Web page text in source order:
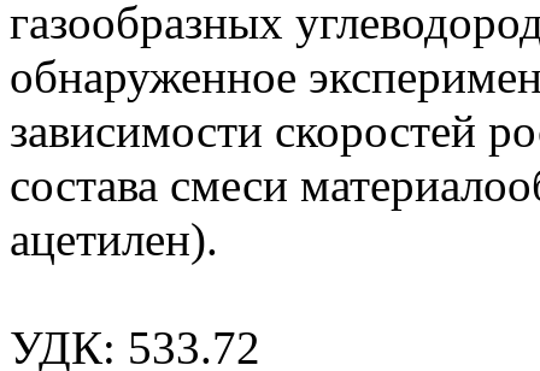
газообразных
обнаруженное
зависимости скоростей
состава смеси
ацетилен).
УДК: 533.72